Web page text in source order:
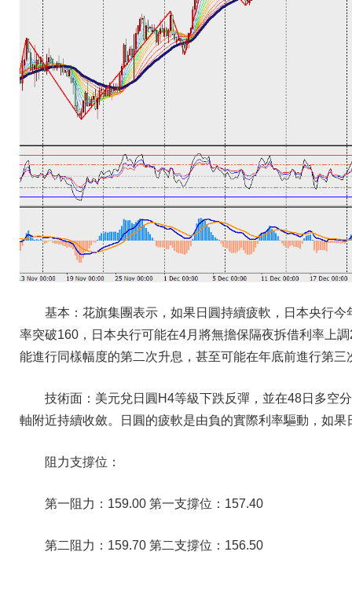
基本：花旗集團表示，如果日圓持續疲軟，日本央行
率突破160，日本央行可能在4月將無擔保隔夜拆借利率上
能進行同樣幅度的第二次升息，甚至可能在年底前進行第三
技術面：美元兌日圓H4等級下跌反彈，並在48日多空
軸附近持續收斂。日圓的疲軟是由負的實際利率驅動，如
阻力支撐位：
第一阻力：159.00 第一支撐位：157.40
第二阻力：159.70 第二支撐位：156.50